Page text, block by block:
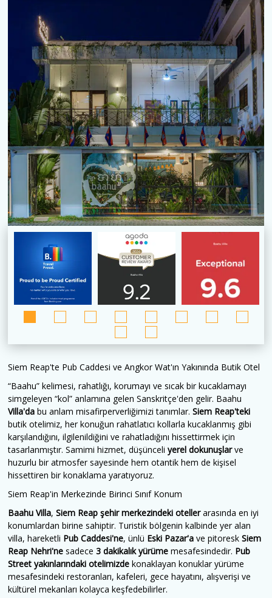
Siem Reap'te Pub Caddesi ve Angkor Wat'ın Yakınında Butik Otel
“Baahu” kelimesi, rahatlığı, korumayı ve sıcak bir kucaklamayı
simgeleyen “kol” anlamına gelen Sanskritçe'den gelir. Baahu
Villa'da bu anlam misafirperverliğimizi tanımlar. Siem Reap'teki
butik otelimiz, her konuğun rahatlatıcı kollarla kucaklanmış gibi
karşılandığını, ilgilenildiğini ve rahatladığını hissettirmek için
tasarlanmıştır. Samimi hizmet, düşünceli yerel dokunuşlarve
huzurlu bir atmosfer sayesinde hem otantik hem de kişisel
hissettiren bir konaklama yaratıyoruz.
Siem Reap'in Merkezinde Birinci Sınıf Konum
Baahu Villa, Siem Reap şehir merkezindeki otellerarasında en iyi
konumlardan birine sahiptir. Turistik bölgenin kalbinde yer alan
villa, hareketli Pub Caddesi'ne, ünlü Eski Pazar'a ve pitoresk Siem
Reap Nehri'ne sadece 3 dakikalık yürüme mesafesindedir. Pub
Street yakınlarındaki otelimizde konaklayan konuklar yürüme
mesafesindeki restoranları, kafeleri, gece hayatını, alışverişi ve
kültürel mekanları kolayca keşfedebilirler.